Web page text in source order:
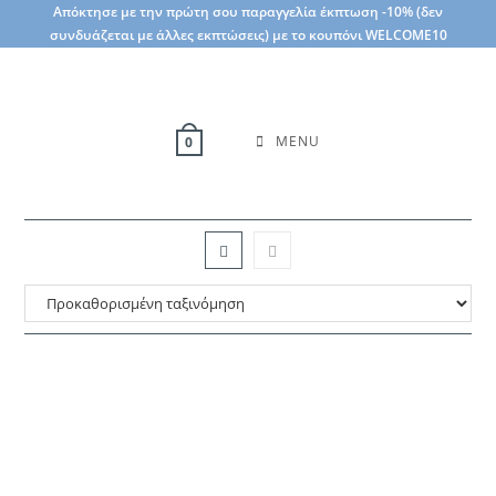
Απόκτησε με την πρώτη σου παραγγελία έκπτωση -10% (δεν
συνδυάζεται με άλλες εκπτώσεις) με το κουπόνι WELCOME10
0 MENU